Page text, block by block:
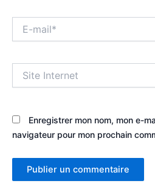
mail*
Internet
Enregistrer mon nom, mon e-
navigateur pour mon prochain